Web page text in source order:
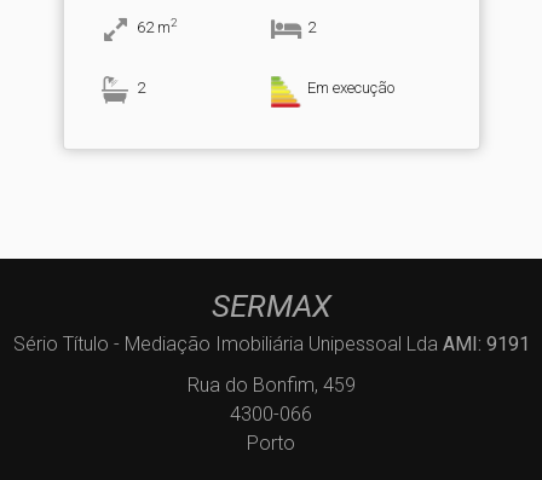
62 m2 2
2 Em execução
SERMAX
Sério Título - Mediação Imobiliária Unipessoal Lda AMI: 9191
Rua do Bonfim, 459
4300-066
Porto